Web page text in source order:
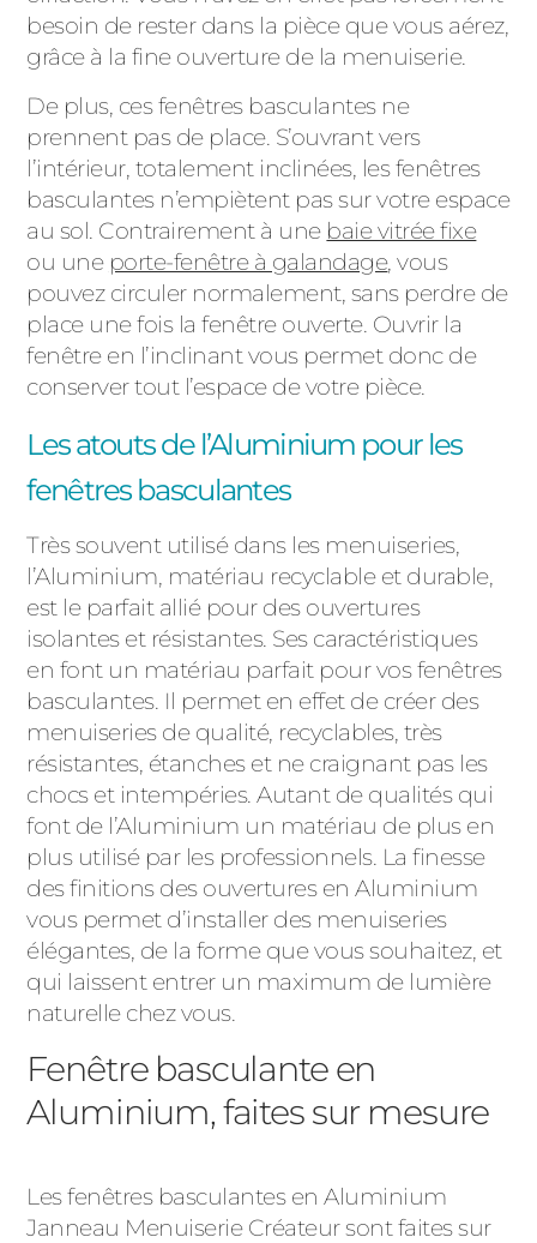
besoin de rester dans la pièce que vous aérez,
grâce à la fine ouverture de la menuiserie.
De plus, ces fenêtres basculantes ne
prennent pas de place. S’ouvrant vers
l’intérieur, totalement inclinées, lesfenêtres
basculantes n’empiètent pas sur votre espace
au sol. Contrairement à une baie vitrée fixe
ou une porte-fenêtre à galandage, vous
pouvez circuler normalement, sans perdre de
place une fois la fenêtre ouverte. Ouvrir la
fenêtre en l’inclinant vous permet donc de
conserver tout l’espace de votre pièce.
Les atouts de l’Aluminium pour les
fenêtres basculantes
Très souvent utilisé dans les menuiseries,
l’Aluminium, matériau recyclable et durable,
est le parfait allié pour des ouvertures
isolantes et résistantes. Ses caractéristiques
en font un matériau parfait pour vos fenêtres
basculantes. Il permet en effet de créer des
menuiseries de qualité, recyclables, très
résistantes, étanches et ne craignant pas les
chocs et intempéries. Autant de qualités qui
font de l’Aluminium un matériau de plus en
plus utilisé par les professionnels. La finesse
des finitions des ouvertures en Aluminium
vous permet d’installer des menuiseries
élégantes, de la forme que vous souhaitez, et
qui laissent entrer un maximum de lumière
naturelle chez vous.
Fenêtre basculante en
Aluminium, faites sur mesure
Les fenêtres basculantes en Aluminium
Janneau Menuiserie Créateur sont faites sur